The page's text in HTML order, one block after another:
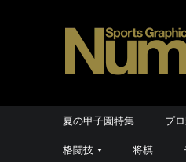
夏の甲子園特集 プ
格闘技 将棋